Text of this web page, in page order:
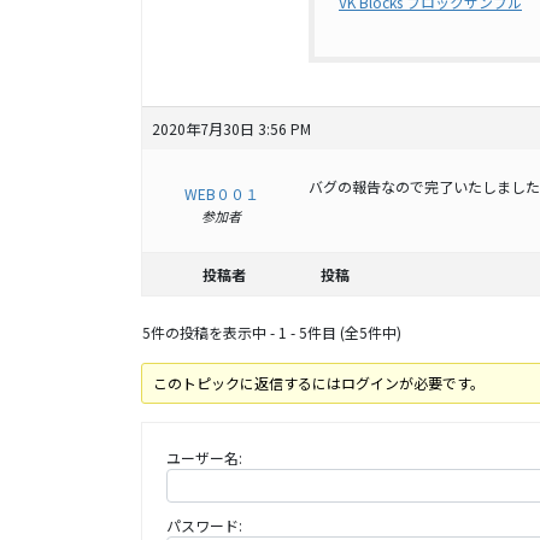
2020年7月30日 3:56 PM
WEB００１
参加者
バグの報告なので完了いたしました
投稿者 投稿
5件の投稿を表示中 - 1 - 5件目 (全5件中)
このトピックに返信するにはログインが必要です。
ユーザー名:
パスワード: